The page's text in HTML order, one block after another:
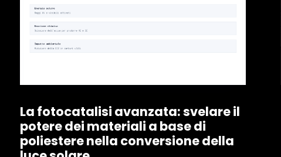
La fotocatalisi avanzata: svelare il
potere dei materiali a base di
poliestere nella conversione della